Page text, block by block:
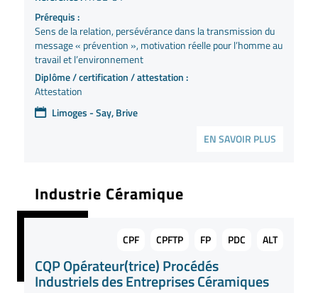
Prérequis :
Sens de la relation, persévérance dans la transmission du
message « prévention », motivation réelle pour l’homme au
travail et l’environnement
Diplôme / certification / attestation :
Attestation
Limoges - Say, Brive
EN SAVOIR PLUS
Industrie Céramique
CPF CPFTP FP PDC ALT
CQP Opérateur(trice) Procédés
Industriels des Entreprises Céramiques